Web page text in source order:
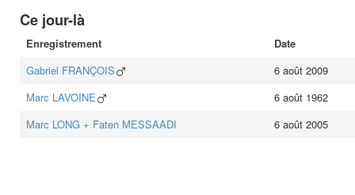
Ce jour-là
Enregistrement
Date
Gabriel FRANÇOIS
6 août 2009
Marc LAVOINE
6 août 1962
Marc LONG + Faten MESSAADI 6 août 2005